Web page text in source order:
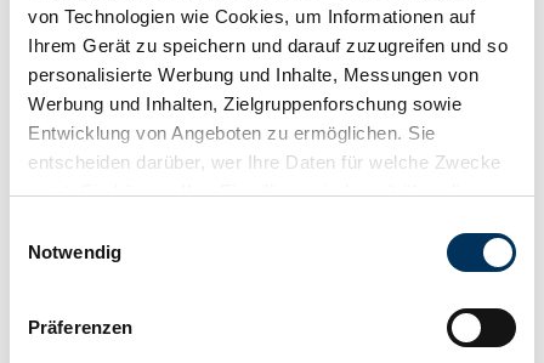
von Technologien wie Cookies, um Informationen auf
Ihrem Gerät zu speichern und darauf zuzugreifen und so
personalisierte Werbung und Inhalte, Messungen von
Werbung und Inhalten, Zielgruppenforschung sowie
Entwicklung von Angeboten zu ermöglichen. Sie
entscheiden darüber, wer Ihre Daten für welche Zwecke
nutzt. Sie können Ihre Einwilligung jederzeit über die
Trigger Symbol ändern oder widerrufen
Informationen über Ihre geografische Lage
Notwendig
Präferenzen